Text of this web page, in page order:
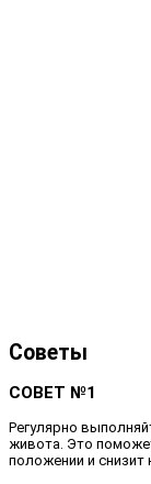
Советы
СОВЕТ №1
Регулярно
живота. Это
положении и снизит